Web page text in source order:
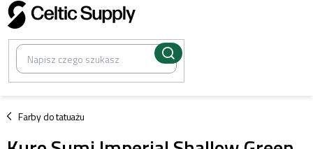
Przejść
do
treści
Farby do tatuażu
/